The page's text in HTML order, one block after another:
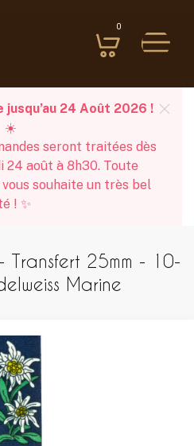
0
24 Août 2026 !
☀️
seront traitées dès
24 août à 8h30. Toute
vous souhaite un très bel
! ✨
Transfert 25mm - 10-
Marine